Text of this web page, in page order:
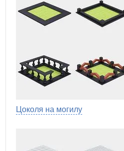
Цоколя на могилу